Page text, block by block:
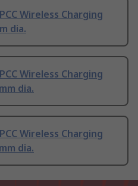
Wireless Charging
dia.
Wireless Charging
dia.
Wireless Charging
dia.